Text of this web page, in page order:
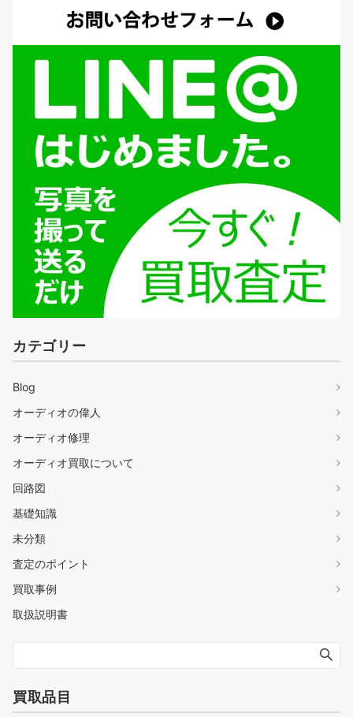
カテゴリー
Blog
オーディオの偉人
オーディオ修理
オーディオ買取について
回路図
基礎知識
未分類
査定のポイント
買取事例
取扱説明書
買取品目